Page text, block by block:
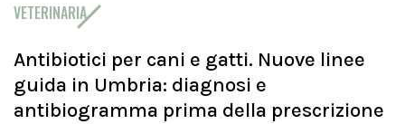
VETERINARIA
Antibiotici per cani e gatti. Nuove linee
guida in Umbria: diagnosi e
antibiogramma prima della prescrizione